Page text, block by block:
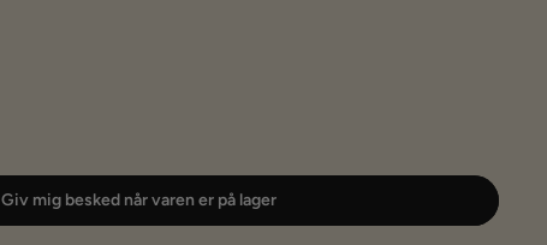
Giv mig besked når varen er på lager